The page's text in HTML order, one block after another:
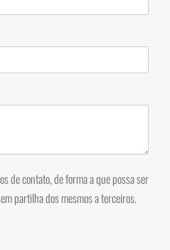
de contato, de forma a que possa ser
partilha dos mesmos a terceiros.